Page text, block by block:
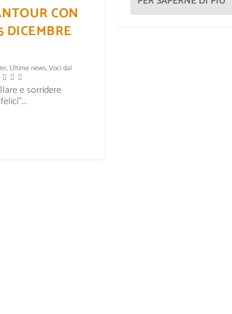
NAJAFI
DEL MAPPAMONDO
CON
DICEMBRE
, Ultime news,Voci dal
e sorridere